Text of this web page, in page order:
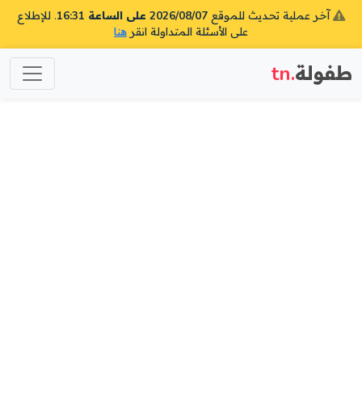
آخر عملية تحديث للموقع 2026/08/07 على الساعة 16:31
. للإطلاع
على الأسئلة المتداولة انقر هنا
طفولة.tn